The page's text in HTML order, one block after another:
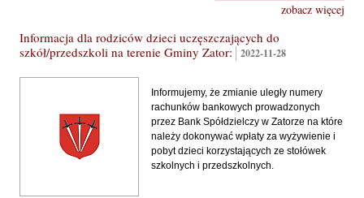
zobacz więcej
Informacja dla rodziców dzieci uczęszczających do
szkół/przedszkoli na terenie Gminy Zator:
2022-11-28
Informujemy, że zmianie uległy numery
rachunków bankowych prowadzonych
przez Bank Spółdzielczy w Zatorze na które
należy dokonywać wpłaty za wyżywienie i
pobyt dzieci korzystających ze stołówek
szkolnych i przedszkolnych.